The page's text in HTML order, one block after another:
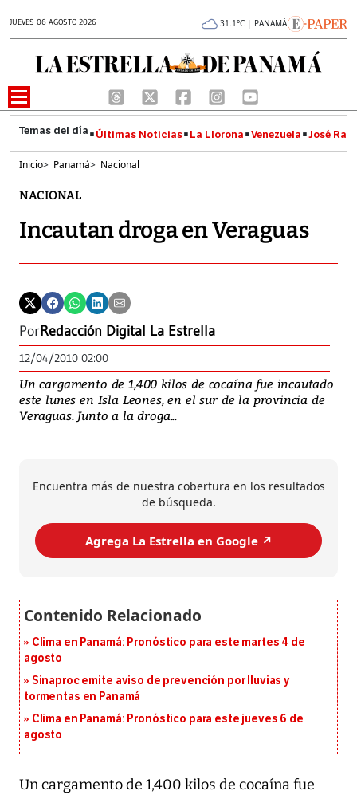
JUEVES 06 AGOSTO 2026 31.1°C | PANAMÁ
Últimas Noticias La Llorona Venezuela José
Inicio> Panamá> Nacional
NACIONAL
Incautan droga en Veraguas
PorRedacción Digital La Estrella
12/04/2010 02:00
Un cargamento de 1,400 kilos de cocaína fue incautado
este lunes en Isla Leones, en el sur de la provincia de
Veraguas. Junto a la droga...
Encuentra más de nuestra cobertura en los resultados
de búsqueda.
Agrega La Estrella en Google ↗️
Clima en Panamá: Pronóstico para este martes 4 de
agosto
Sinaproc emite aviso de prevención por lluvias y
tormentas en Panamá
Clima en Panamá: Pronóstico para este jueves 6 de
agosto
Un cargamento de 1,400 kilos de cocaína fue